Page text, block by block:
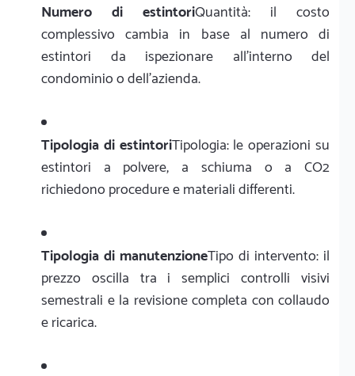
Numero di estintoriQuantità: il costo
complessivo cambia in base al numero di
estintori da ispezionare all'interno del
condominio o dell'azienda.
Tipologia di estintoriTipologia: le operazioni su
estintori a polvere, a schiuma o a CO2
richiedono procedure e materiali differenti.
Tipologia di manutenzioneTipo di intervento: il
prezzo oscilla tra i semplici controlli visivi
semestrali e la revisione completa con collaudo
e ricarica.